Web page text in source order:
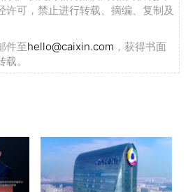
许可，禁止进行转载、摘编、复制及
件至hello@caixin.com ，获得书面
。